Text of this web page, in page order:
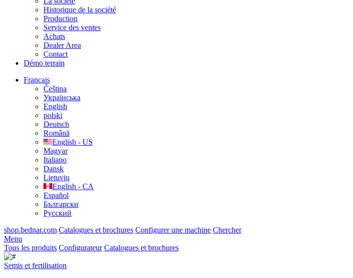
Historique de la société
Production
Service des ventes
Achats
Dealer Area
Contact
Démo terrain
Français
Čeština
Українська
English
polski
Deutsch
Română
English - US
Magyar
Italiano
Dansk
Lietuvių
English - CA
Español
Български
Русский
shop.bednar.com Catalogues et brochures Configurer une machine Chercher
Menu
Tous les produits Configurateur Catalogues et brochures
Semis et fertilisation